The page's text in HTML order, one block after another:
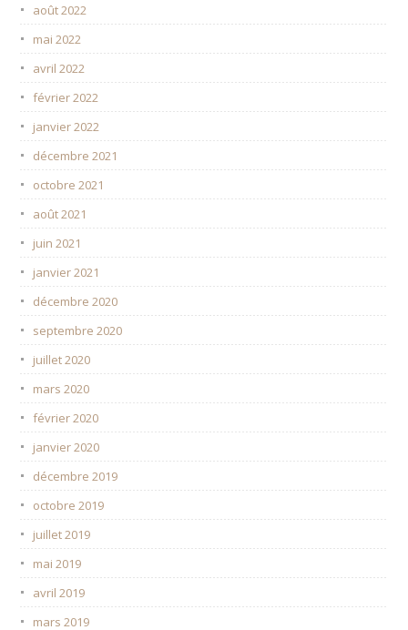
août 2022
mai 2022
avril 2022
février 2022
janvier 2022
décembre 2021
octobre 2021
août 2021
juin 2021
janvier 2021
décembre 2020
septembre 2020
juillet 2020
mars 2020
février 2020
janvier 2020
décembre 2019
octobre 2019
juillet 2019
mai 2019
avril 2019
mars 2019